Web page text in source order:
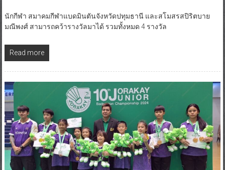
นักกีฬา สมาคมกีฬาแบดมินตันจังหวัดปทุมธานี และสโมสรสปิริตบาย
มณีพงศ์ สามารถคว้ารางวัลมาได้ รวมทั้งหมด 4 รางวัล
Read more